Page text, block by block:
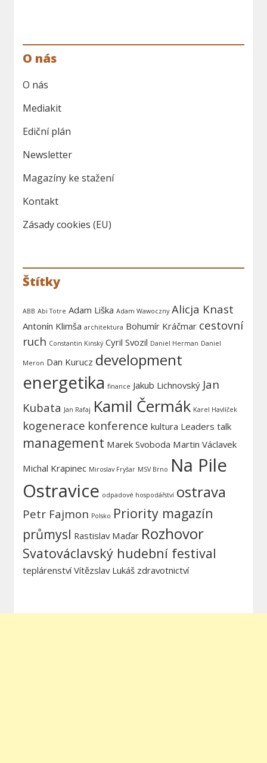
O nás
O nás
Mediakit
Ediční plán
Newsletter
Magazíny ke stažení
Kontakt
Zásady cookies (EU)
Štítky
ABB Abi Totre Adam Liška Adam Wawoczny Alicja Knast
Antonín Klimša architektura Bohumír Kráčmar cestovní
ruch Constantin Kinský Cyril Svozil Daniel Herman Daniel
Meron Dan Kurucz development
energetika finance Jakub Lichnovský Jan
Kubata Jan Rafaj Kamil Čermák Karel Havlíček
kogenerace konference kultura Leaders talk
management Marek Svoboda Martin Václavek
Michal Krapinec Miroslav Fryšar MSV Brno Na Pile
Ostravice odpadové hospodářství ostrava
Petr Fajmon Polsko Priority magazín
průmysl Rastislav Maďar Rozhovor
Svatováclavský hudební festival
teplárenství Vítězslav Lukáš zdravotnictví